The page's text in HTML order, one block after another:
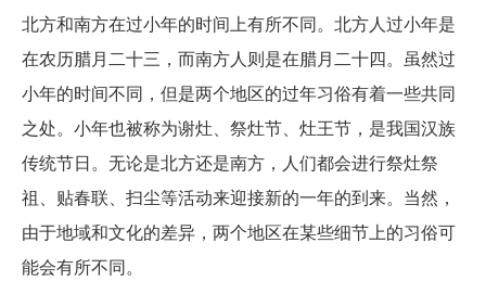
北方和南方在过小年的时间上有所不同。北方人过小年是
在农历腊月二十三，而南方人则是在腊月二十四。虽然过
小年的时间不同，但是两个地区的过年习俗有着一些共同
之处。小年也被称为谢灶、祭灶节、灶王节，是我国汉族
传统节日。无论是北方还是南方，人们都会进行祭灶祭
祖、贴春联、扫尘等活动来迎接新的一年的到来。当然，
由于地域和文化的差异，两个地区在某些细节上的习俗可
能会有所不同。